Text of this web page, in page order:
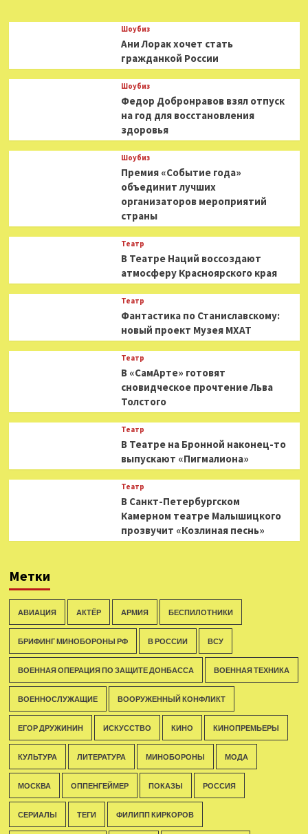
Шоубиз
Ани Лорак хочет стать
гражданкой России
Шоубиз
Федор Добронравов взял отпуск
на год для восстановления
здоровья
Шоубиз
Премия «Событие года»
объединит лучших
организаторов мероприятий
страны
Театр
В Театре Наций воссоздают
атмосферу Красноярского края
Театр
Фантастика по Станиславскому:
новый проект Музея МХАТ
Театр
В «СамАрте» готовят
сновидческое прочтение Льва
Толстого
Театр
В Театре на Бронной наконец-то
выпускают «Пигмалиона»
Театр
В Санкт-Петербургском
Камерном театре Малышицкого
прозвучит «Козлиная песнь»
Метки
АВИАЦИЯ АКТЁР АРМИЯ БЕСПИЛОТНИКИ
БРИФИНГ МИНОБОРОНЫ РФ В РОССИИ ВСУ
ВОЕННАЯ ОПЕРАЦИЯ ПО ЗАЩИТЕ ДОНБАССА ВОЕННАЯ ТЕХНИКА
ВОЕННОСЛУЖАЩИЕ ВООРУЖЕННЫЙ КОНФЛИКТ
ЕГОР ДРУЖИНИН ИСКУССТВО КИНО КИНОПРЕМЬЕРЫ
КУЛЬТУРА ЛИТЕРАТУРА МИНОБОРОНЫ МОДА
МОСКВА ОППЕНГЕЙМЕР ПОКАЗЫ РОССИЯ
СЕРИАЛЫ ТЕГИ ФИЛИПП КИРКОРОВ